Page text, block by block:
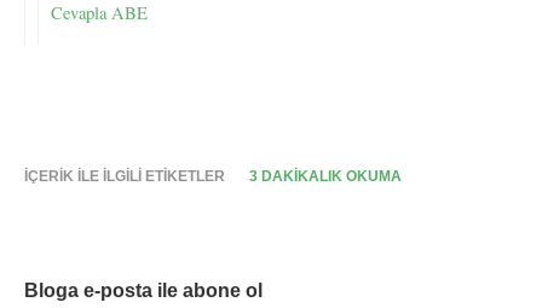
Cevapla ABE
İÇERIK ILE ILGILI ETIKETLER 3 DAKIKALIK OKUMA
Bloga e-posta ile abone ol